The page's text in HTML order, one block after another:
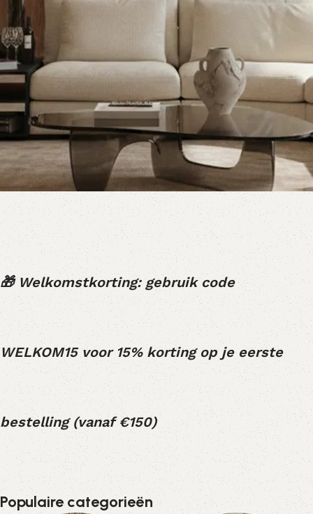
🎁 Welkomstkorting: gebruik code
WELKOM15 voor 15% korting op je eerste
bestelling (vanaf €150)
Populaire categorieën